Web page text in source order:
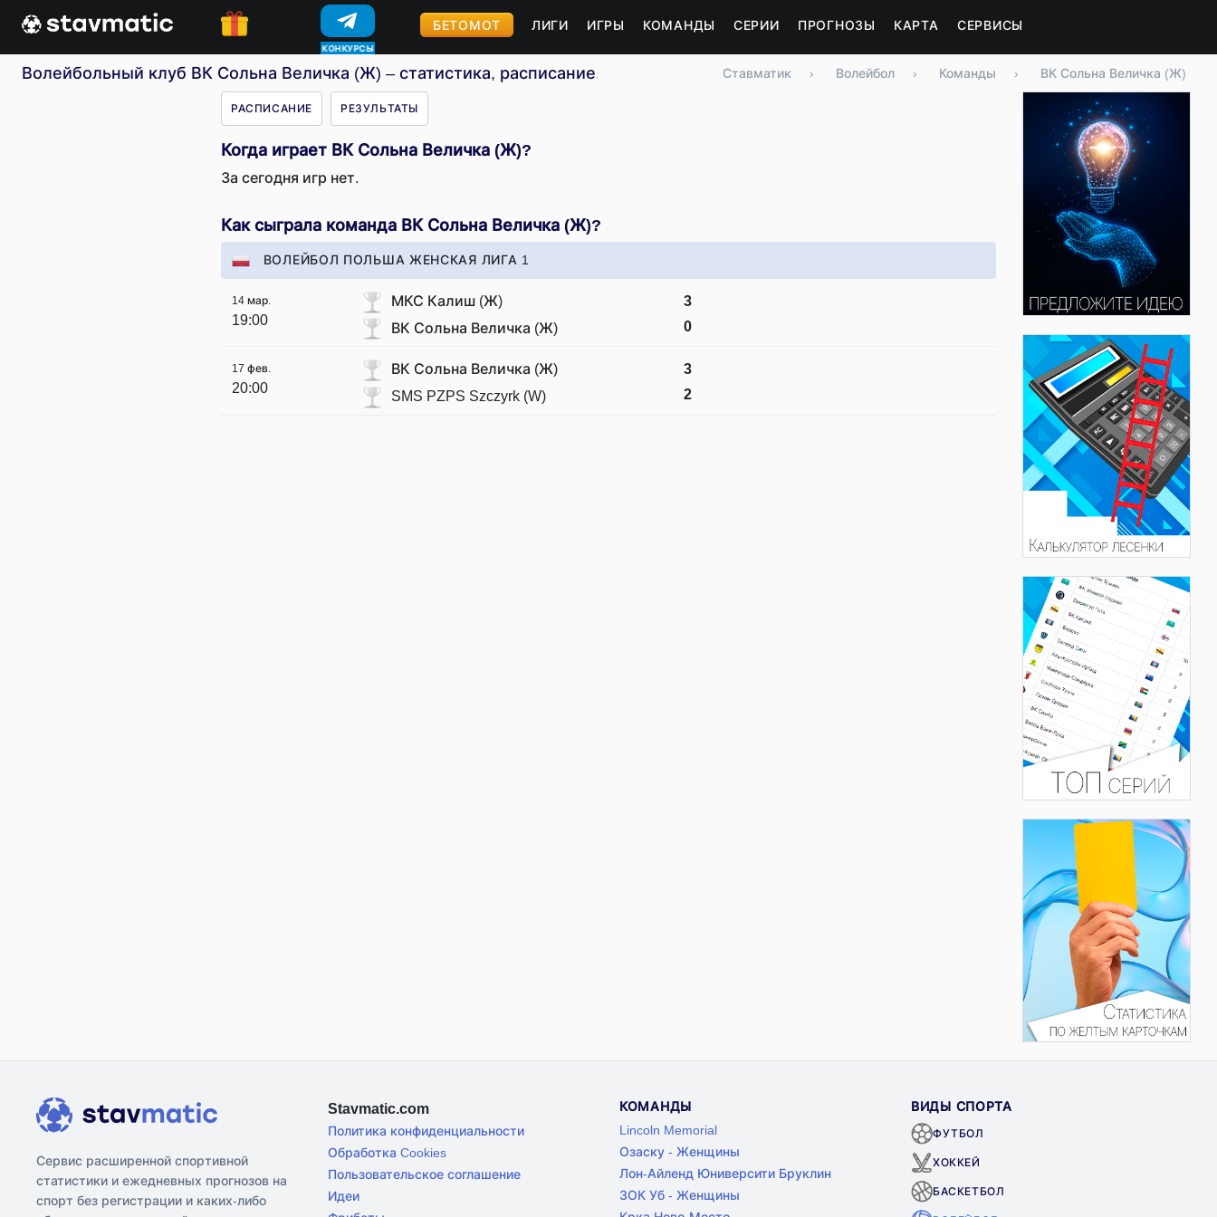
КОНКУРСЫ
БЕТОМОТ ЛИГИ ИГРЫ КОМАНДЫ СЕРИИ ПРОГНОЗЫ КАРТА СЕРВИСЫ
Волейбольный клуб ВК Сольна Величка (Ж) – статистика, расписание, результаты Ставматик › Волейбол › Команды › ВК Сольна Величка (Ж)
РАСПИСАНИЕ РЕЗУЛЬТАТЫ
Когда играет ВК Сольна Величка (Ж)?
За сегодня игр нет.
Как сыграла команда ВК Сольна Величка (Ж)?
ВОЛЕЙБОЛ ПОЛЬША ЖЕНСКАЯ ЛИГА 1
14 мар.
19:00
МКС Калиш (Ж)
ВК Сольна Величка (Ж)
3
0
17 фев.
20:00
ВК Сольна Величка (Ж)
SMS PZPS Szczyrk (W)
3
2
Сервис расширенной спортивной
статистики и ежедневных прогнозов на
спорт без регистрации и каких-либо
Stavmatic.com
Политика конфиденциальности
Обработка Cookies
Пользовательское соглашение
Идеи
КОМАНДЫ
Lincoln Memorial
Озаску - Женщины
Лон-Айленд Юниверсити Бруклин
ЗОК Уб - Женщины
ВИДЫ СПОРТА
ФУТБОЛ
ХОККЕЙ
БАСКЕТБОЛ